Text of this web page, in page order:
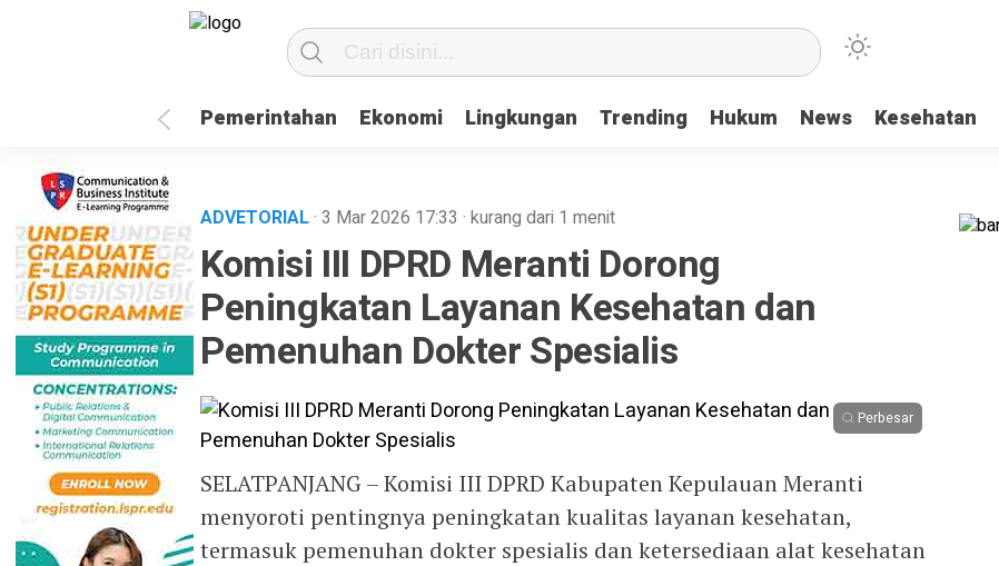
Pemerintahan Ekonomi Lingkungan Trending Hukum News Kesehatan
ADVETORIAL· 3 Mar 2026 17:33 · kurang dari 1 menit
Komisi III DPRD Meranti Dorong
Peningkatan Layanan Kesehatan dan
Pemenuhan Dokter Spesialis
Perbesar
SELATPANJANG – Komisi III DPRD Kabupaten Kepulauan Meranti
menyoroti pentingnya peningkatan kualitas layanan kesehatan,
termasuk pemenuhan dokter spesialis dan ketersediaan alat kesehatan